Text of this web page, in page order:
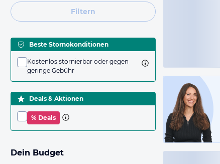
Filtern
Beste Stornokonditionen
Kostenlos stornierbar oder gegen
geringe Gebühr
Deals & Aktionen
% Deals
Dein Budget